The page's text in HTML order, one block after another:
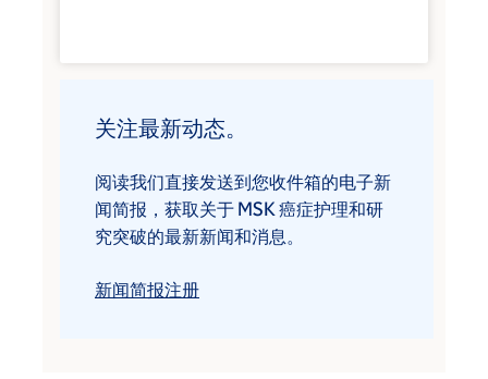
关注最新动态。
阅读我们直接发送到您收件箱的电子新
闻简报，获取关于 MSK 癌症护理和研
究突破的最新新闻和消息。
新闻简报注册